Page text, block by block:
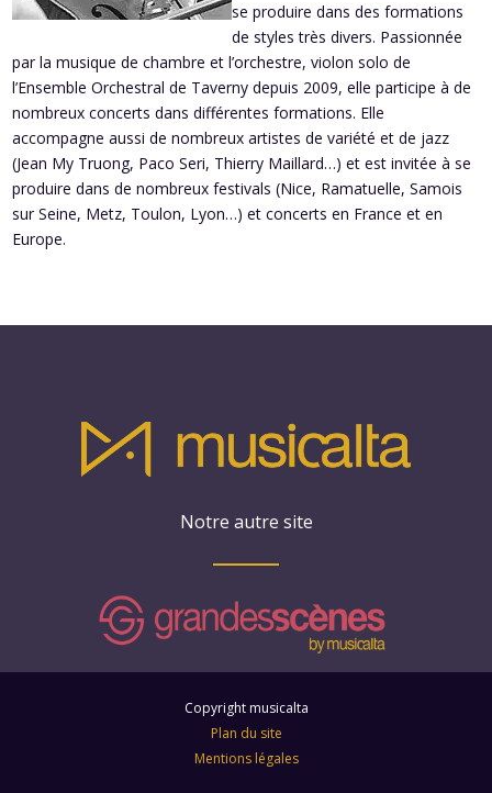
se produire dans des formations
de styles très divers. Passionnée
par la musique de chambre et l’orchestre, violon solo de
l’Ensemble Orchestral de Taverny depuis 2009, elle participe à de
nombreux concerts dans différentes formations. Elle
accompagne aussi de nombreux artistes de variété et de jazz
(Jean My Truong, Paco Seri, Thierry Maillard…) et est invitée à se
produire dans de nombreux festivals (Nice, Ramatuelle, Samois
sur Seine, Metz, Toulon, Lyon…) et concerts en France et en
Europe.
Notre autre site
Copyright musicalta
Plan du site
Mentions légales